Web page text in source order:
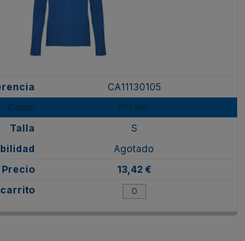
CA11130105
S
Agotado
13,42 €